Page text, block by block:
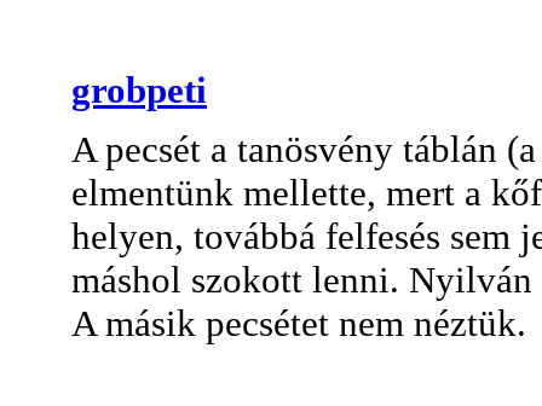
grobpeti
A pecsét a tanösvény táblán
elmentünk mellette, mert a
helyen, továbbá felfesés sem
máshol szokott lenni.
A másik pecsétet nem néztük.